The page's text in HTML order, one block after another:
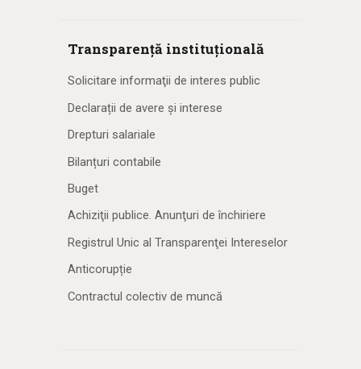
Transparență instituțională
Solicitare informaţii de interes public
Declarații de avere și interese
Drepturi salariale
Bilanțuri contabile
Buget
Achiziţii publice. Anunţuri de închiriere
Registrul Unic al Transparenţei Intereselor
Anticorupție
Contractul colectiv de muncă